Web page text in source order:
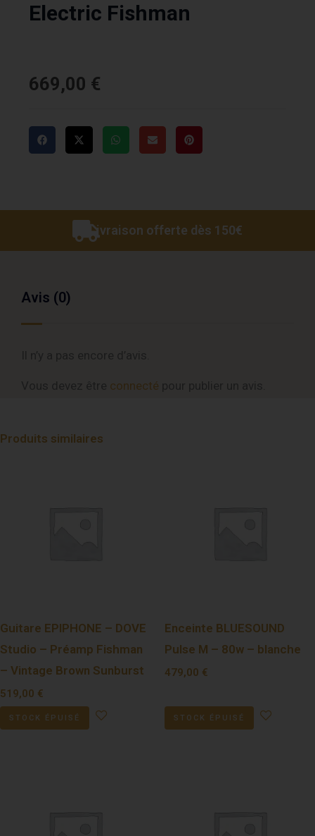
Electric Fishman
669,00 €
Livraison offerte dès 150€
Avis (0)
connecté
Produits similaires
Guitare EPIPHONE – DOVE
Studio – Préamp Fishman
– Vintage Brown Sunburst
519,00 €
STOCK ÉPUISÉ
Enceinte BLUESOUND
Pulse M – 80w – blanche
479,00 €
STOCK ÉPUISÉ